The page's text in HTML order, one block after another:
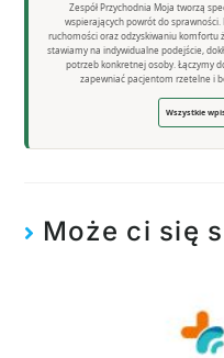
Zespół Przychodnia Moja tworzą
wspierających powrót do
ruchomości oraz odzyskiwaniu komfortu
stawiamy na indywidualne podejście,
potrzeb konkretnej osoby. Łączymy
zapewniać pacjentom rzetelne i
Wszystkie
Może ci się